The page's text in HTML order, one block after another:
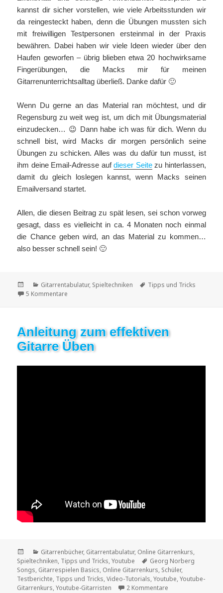
kannst dir sicher vorstellen, wie viele Arbeitsstunden wir
da reingesteckt haben, denn die Übungen mussten sich
mit freiwilligen Testpersonen ersteinmal in der Praxis
bewähren. Dabei haben wir viele Ideen wieder über den
Haufen geworfen – übrig blieben etwa 20 hochwirksame
Fingerübungen, die Macks mir für meinen
Gitarrenunterrichtsalltag überließ. Danke dafür 🙂
Wenn Du gerne an das Material ran möchtest, und dir
Regensburg zu weit weg ist, um dich mit Übungsmaterial
einzudecken… 😉 Dann habe ich was für dich. Wenn du
schnell bist, wird Macks dir morgen persönlich seine
Übungen zu schicken. Alles was du dafür tun musst, ist
ihm deine Email-Adresse aufdieser Seitezu hinterlassen,
damit du gleich loslegen kannst, wenn Macks seinen
Emailversand startet.
Allen, die diesen Beitrag zu spät lesen, sei schon vorweg
gesagt, dass es vielleicht in ca. 4 Monaten noch einmal
die Chance geben wird, an das Material zu kommen…
also besser schnell sein! 🙂
Veröffentlicht
am
Kategorien
Gitarrentabulatur, Spieltechniken Schlagwörter
Tipps und Tricks
5 Kommentare
Anleitung zum effektiven
Gitarre Üben
Veröffentlicht
am
Kategorien
Gitarrenbücher, Gitarrentabulatur, Online Gitarrenkurs,
Spieltechniken, Tipps und Tricks,Youtube Schlagwörter
Georg Norberg
Songs, Gitarrespielen Basics, Online Gitarrenkurs, Schüler,
Testberichte, Tipps und Tricks,Video-Tutorials,Youtube,Youtube-
Gitarrenkurs,Youtube-Gitarristen 2 Kommentare